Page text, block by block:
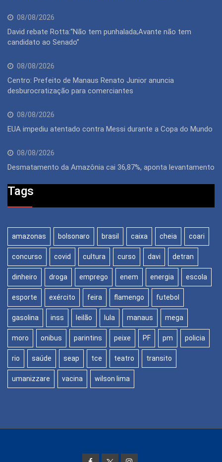
08/08/2026
David rebate Rotta:“Não tem punhalada;Avante não tem
candidato ao Senado”
08/08/2026
Centro: Prefeito de Manaus Renato Junior anuncia
desburocratização para comerciantes
08/08/2026
EUA impediu atentado contra Messi durante a Copa do Mundo
08/08/2026
Desmatamento da Amazônia cai 36,87%, aponta levantamento
Tags
amazonas bolsonaro brasil caixa cheia coari
concurso covid cultura curso davi detran
dinheiro droga emprego enem energia escola
esporte exército feira flamengo futebol
gasolina inss leilão lula manaus mega
moro onibus parintins peixe PF pm policia
rio saúde seap tce teatro transito
umanizzare vacina wilson lima